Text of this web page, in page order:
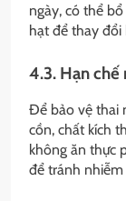
ngày, có thể
hạt để thay đổi
4.3. Hạn
Để bảo vệ thai
cồn, chất kích
không ăn thực
để tránh